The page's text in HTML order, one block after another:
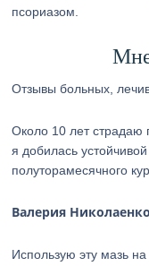
псориазом.
Отзывы больных,
Около 10 лет страдаю
я добилась
полуторамесячного
Валерия
Использую эту мазь